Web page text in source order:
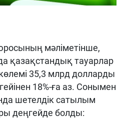
мәліметінше,
қазақстандық тауарлар
35,3 млрд долларды
18%-ға аз. Сонымен
шетелдік сатылым
деңгейде болды: